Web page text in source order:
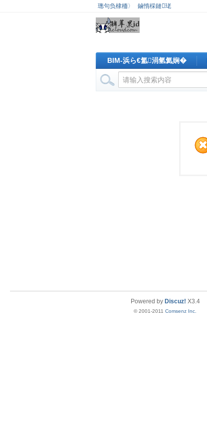
璁句负棣栭〉 鏀惰棌鏈珯
BIM-浜ら€氳涓氫氦娴�
Powered by Discuz! X3.4
© 2001-2011 Comsenz Inc.